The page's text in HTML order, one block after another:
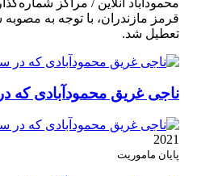
محمودآباد آنلاین / مراکز
قرمز مازندران، با توجه به مصوبه
تعطیل شد.
ناجی غریق محمودآبادی که
2021
پایان ماموریت